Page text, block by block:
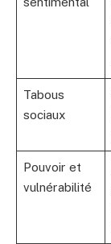
Tabous
sociaux
Pouvoir et
vulnérabilité